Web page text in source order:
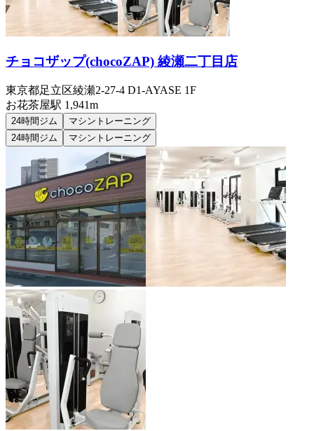
チョコザップ(chocoZAP) 綾瀬二丁目店
東京都足立区綾瀬2-27-4 D1-AYASE 1F
お花茶屋駅 1,941m
24時間ジム
マシントレーニング
24時間ジム
マシントレーニング